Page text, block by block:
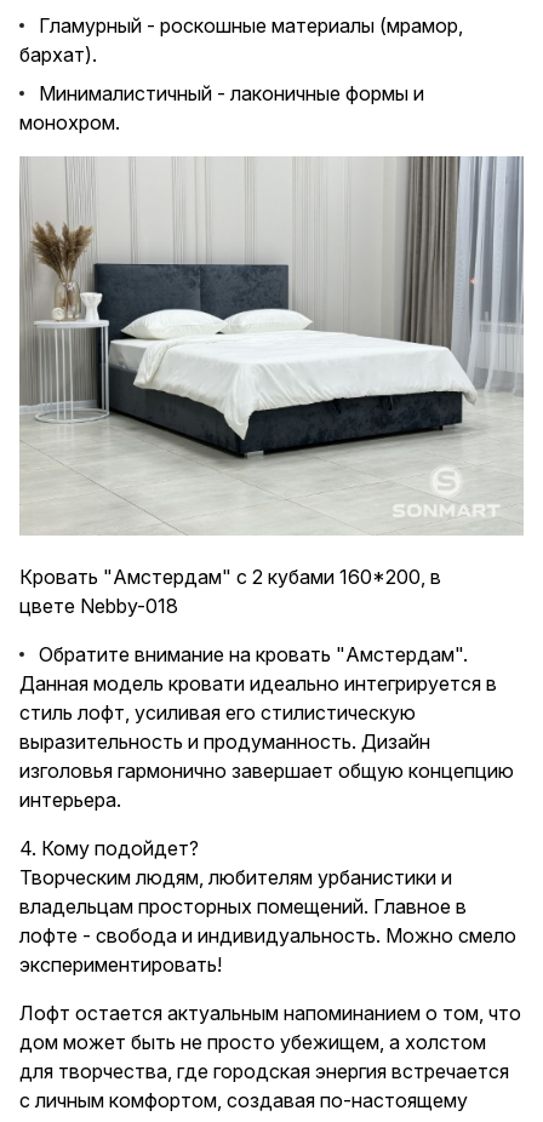
Гламурный - роскошные материалы (мрамор,
бархат).
Минималистичный - лаконичные формы и
монохром.
Кровать "Амстердам" с 2 кубами 160*200, в
цвете Nebby-018
Обратите внимание на кровать "Амстердам".
Данная модель кровати идеально интегрируется в
стиль лофт, усиливая его стилистическую
выразительность и продуманность. Дизайн
изголовья гармонично завершает общую концепцию
интерьера.
4. Кому подойдет?
Творческим людям, любителям урбанистики и
владельцам просторных помещений. Главное в
лофте - свобода и индивидуальность. Можно смело
экспериментировать!
Лофт остается актуальным напоминанием о том, что
дом может быть не просто убежищем, а холстом
для творчества, где городская энергия встречается
с личным комфортом, создавая по-настоящему